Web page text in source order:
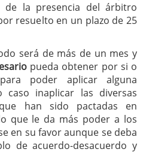
de la presencia del árbitro
resuelto en un plazo de 25
será de más de un mes y
pueda obtener por si o
poder aplicar alguna
inaplicar las diversas
han sido pactadas en
que le da más poder a los
en su favor aunque se deba
de acuerdo-desacuerdo y